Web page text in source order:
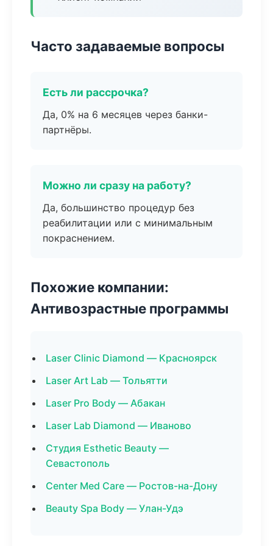
Часто задаваемые вопросы
Есть ли рассрочка?
Да, 0% на 6 месяцев через банки-
партнёры.
Можно ли сразу на работу?
Да, большинство процедур без
реабилитации или с минимальным
покраснением.
Похожие компании:
Антивозрастные программы
Laser Clinic Diamond — Красноярск
Laser Art Lab — Тольятти
Laser Pro Body — Абакан
Laser Lab Diamond — Иваново
Студия Esthetic Beauty —
Севастополь
Center Med Care — Ростов-на-Дону
Beauty Spa Body — Улан-Удэ